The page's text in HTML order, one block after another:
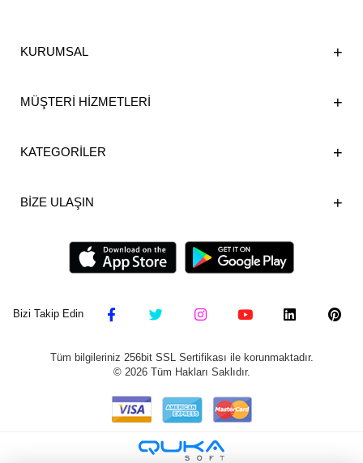
KURUMSAL
MÜŞTERİ HİZMETLERİ
KATEGORİLER
BİZE ULAŞIN
Bizi Takip Edin
Tüm bilgileriniz 256bit SSL Sertifikası ile korunmaktadır.
© 2026Tüm Hakları Saklıdır.